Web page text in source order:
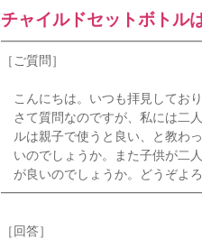
チャイルドセットボトル
［ご質問］
こんにちは。いつも拝見してお
さて質問なのですが、私には二
ルは親子で使うと良い、と教わ
いのでしょうか。また子供が二
が良いのでしょうか。どうぞよろ
［回答］